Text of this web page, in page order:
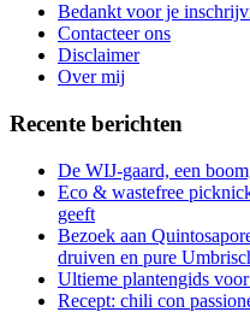
Bedankt voor je
Contacteer ons
Disclaimer
Over mij
Recente berichten
De WIJ-gaard, een
Eco & wastefree
geeft
Bezoek aan
druiven en pure
Ultieme plantengids
Recept: chili con